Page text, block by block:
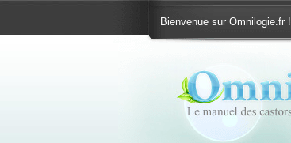
Bienvenue sur Omnilogie.fr !